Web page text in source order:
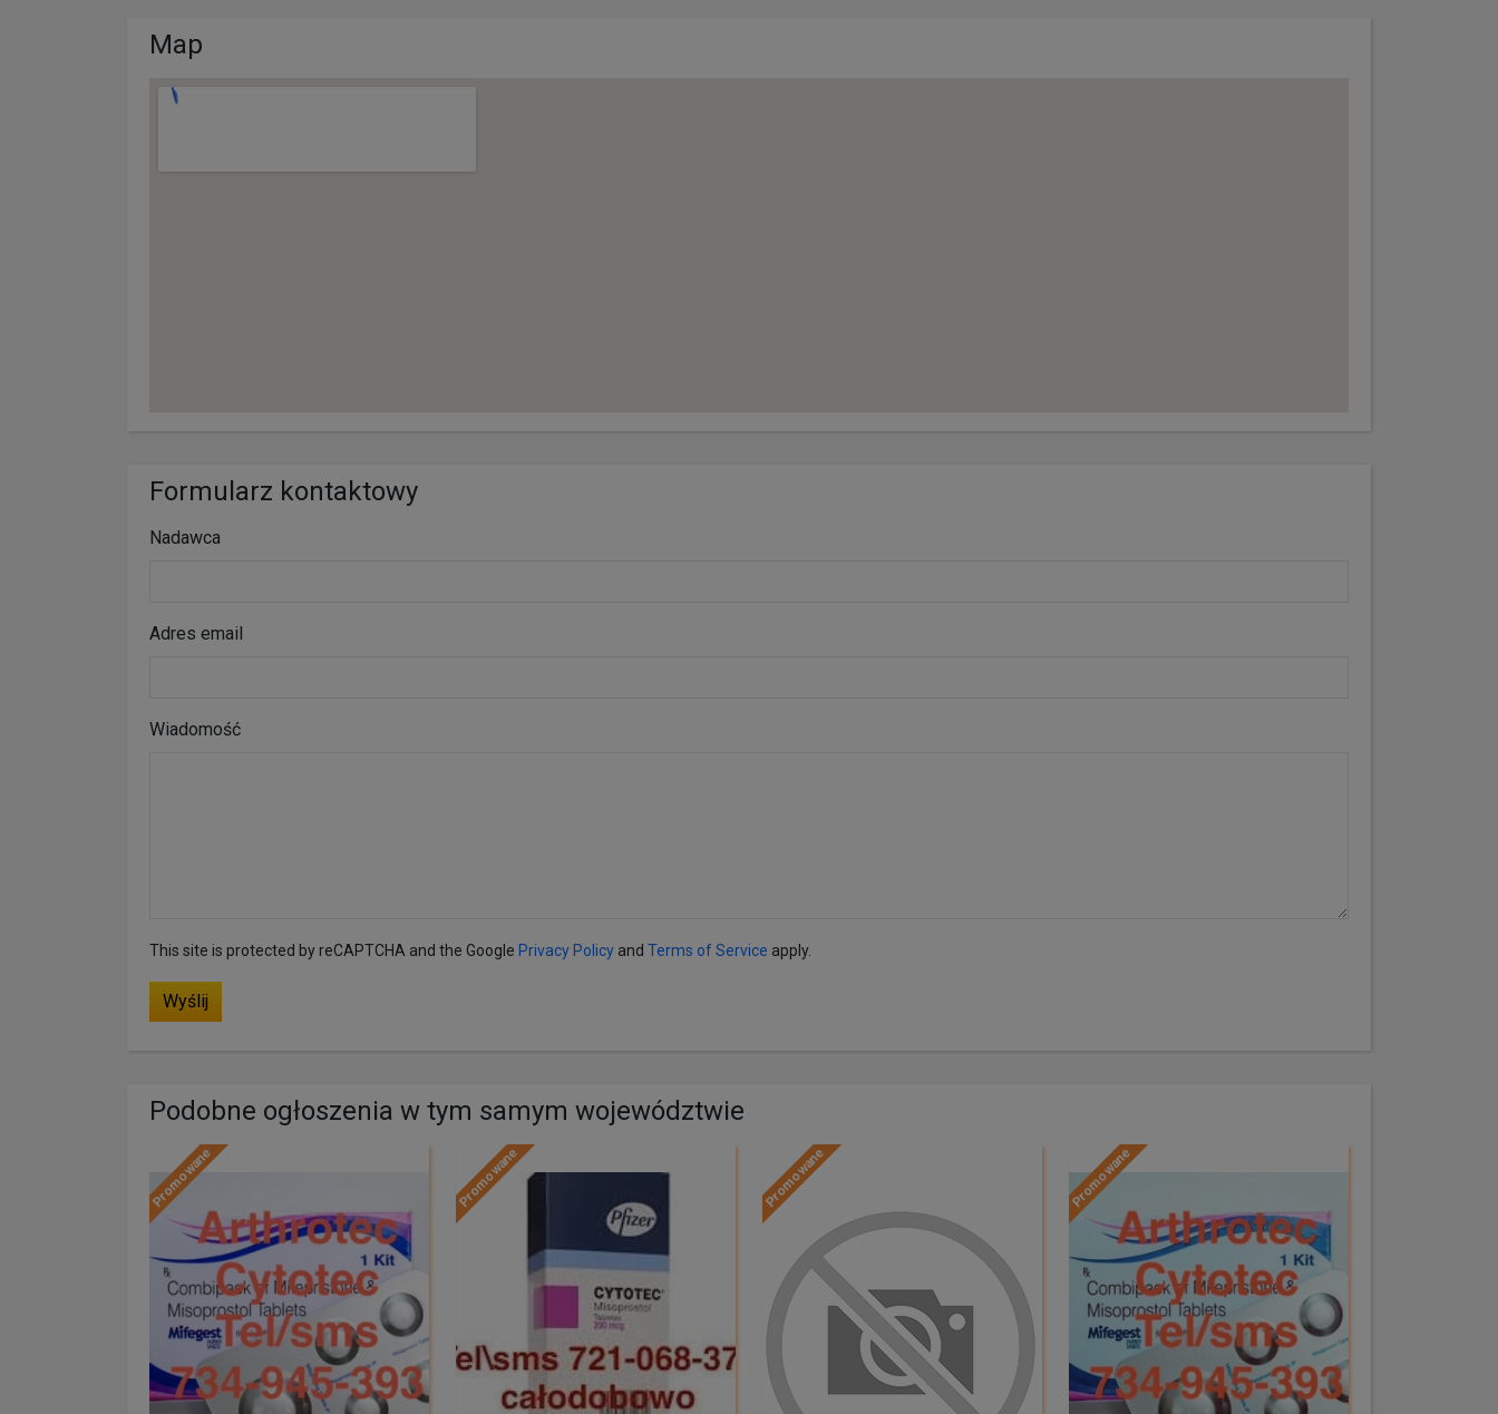
Map
Formularz kontaktowy
Nadawca
Adres email
Wiadomość
This site is protected by reCAPTCHA and the Google Privacy Policy and Terms of Service apply.
Wyślij
Podobne ogłoszenia w tym samym województwie
Promowane Promowane Promowane Promowane